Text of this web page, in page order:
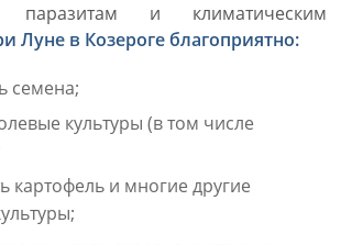
и климатическим
Луне в Козероге благоприятно:
семена;
культуры (в том числе
картофель и многие другие